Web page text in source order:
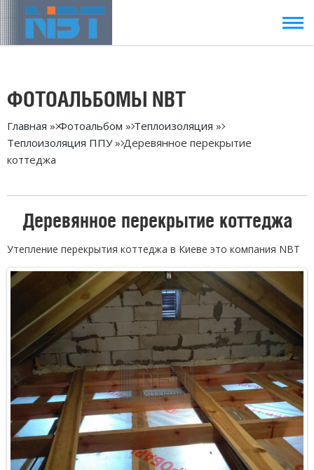
ФОТОАЛЬБОМЫ NBT
Главная »Фотоальбом »Теплоизоляция »
Теплоизоляция ППУ» Деревянное перекрытие
коттеджа
Деревянное перекрытие коттеджа
Утепление перекрытия коттеджа в Киеве это компания NBT